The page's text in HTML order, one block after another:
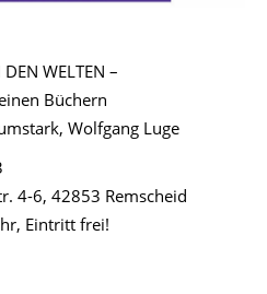
WELTEN –
Büchern
Wolfgang Luge
4-6, 42853 Remscheid
Eintritt frei!